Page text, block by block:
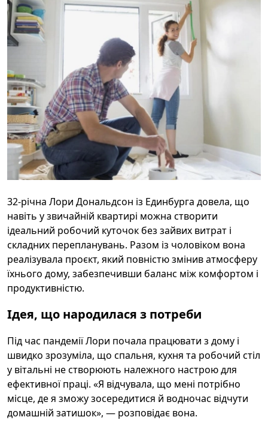
32-річна Лори Дональдсон із Единбурга довела, що
навіть у звичайній квартирі можна створити
ідеальний робочий куточок без зайвих витрат і
складних перепланувань. Разом із чоловіком вона
реалізувала проєкт, який повністю змінив атмосферу
їхнього дому, забезпечивши баланс між комфортом і
продуктивністю.
Ідея, що народилася з потреби
Під час пандемії Лори почала працювати з дому і
швидко зрозуміла, що спальня, кухня та робочий стіл
у вітальні не створюють належного настрою для
ефективної праці. «Я відчувала, що мені потрібно
місце, де я зможу зосередитися й водночас відчути
домашній затишок», — розповідає вона.